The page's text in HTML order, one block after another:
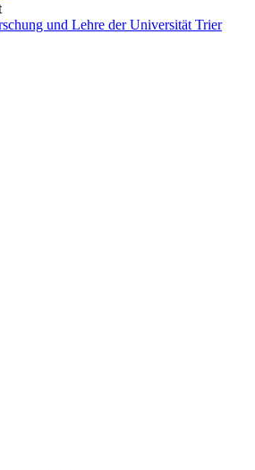
und Lehre der Universität Trier